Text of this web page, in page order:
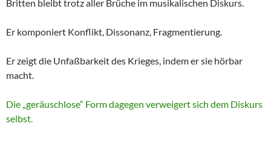
Britten bleibt trotz aller Brüche im musikalischen Diskurs.
Er komponiert Konflikt, Dissonanz, Fragmentierung.
Er zeigt die Unfaßbarkeit des Krieges, indem er sie hörbar
macht.
Die „geräuschlose“ Form dagegen verweigert sich dem Diskurs
selbst.